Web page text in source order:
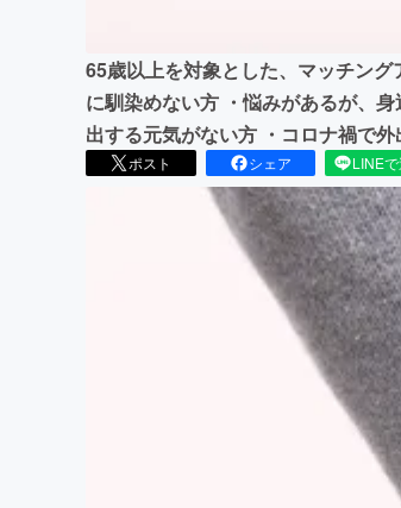
65歳以上を対象とした、マッチン
に馴染めない方 ・悩みがあるが、
出する元気がない方 ・コロナ禍で
ポスト シェア LINE